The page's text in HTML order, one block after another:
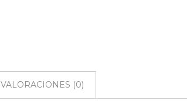
VALORACIONES (0)